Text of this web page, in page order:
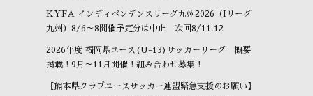
KYFA インディペンデンスリーグ九州2026（Iリーグ
九州）8/6～8開催予定分は中止 次回8/11.12
2026年度 福岡県ユース(U-13)サッカーリーグ 概要
掲載！9月～11月開催！組み合わせ募集！
【熊本県クラブユースサッカー連盟緊急支援のお願い】